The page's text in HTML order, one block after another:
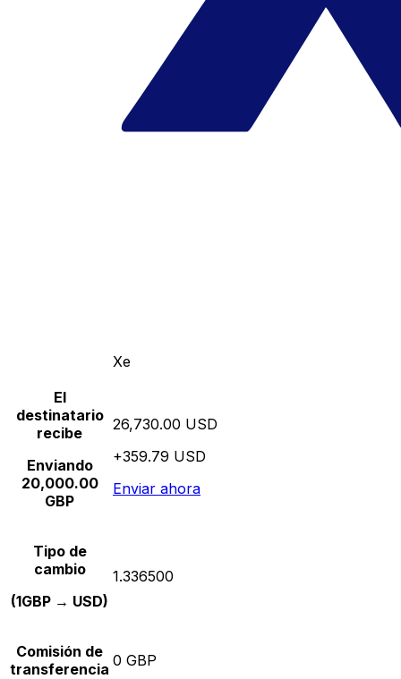
Xe
El
destinatario
recibe
Enviando
20,000.00
GBP
26,730.00 USD
+359.79 USD
Enviar ahora
Tipo de
cambio
(1GBP → USD)
1.336500
Comisión de
transferencia 0 GBP